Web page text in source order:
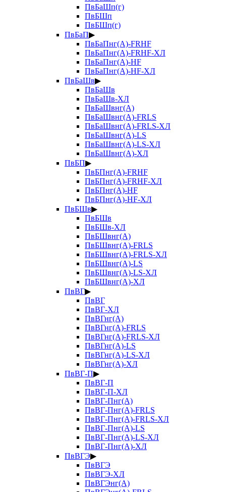
ПвБаШп(г)
ПвБШп
ПвБШп(г)
ПвБаП▶
ПвБаПнг(А)-FRHF
ПвБаПнг(А)-FRHF-ХЛ
ПвБаПнг(А)-HF
ПвБаПнг(А)-HF-ХЛ
ПвБаШв▶
ПвБаШв
ПвБаШв-ХЛ
ПвБаШвнг(А)
ПвБаШвнг(А)-FRLS
ПвБаШвнг(А)-FRLS-ХЛ
ПвБаШвнг(А)-LS
ПвБаШвнг(А)-LS-ХЛ
ПвБаШвнг(А)-ХЛ
ПвБП▶
ПвБПнг(А)-FRHF
ПвБПнг(А)-FRHF-ХЛ
ПвБПнг(А)-HF
ПвБПнг(А)-HF-ХЛ
ПвБШв▶
ПвБШв
ПвБШв-ХЛ
ПвБШвнг(А)
ПвБШвнг(А)-FRLS
ПвБШвнг(А)-FRLS-ХЛ
ПвБШвнг(А)-LS
ПвБШвнг(А)-LS-ХЛ
ПвБШвнг(А)-ХЛ
ПвВГ▶
ПвВГ
ПвВГ-ХЛ
ПвВГнг(А)
ПвВГнг(А)-FRLS
ПвВГнг(А)-FRLS-ХЛ
ПвВГнг(А)-LS
ПвВГнг(А)-LS-ХЛ
ПвВГнг(А)-ХЛ
ПвВГ-П▶
ПвВГ-П
ПвВГ-П-ХЛ
ПвВГ-Пнг(А)
ПвВГ-Пнг(А)-FRLS
ПвВГ-Пнг(А)-FRLS-ХЛ
ПвВГ-Пнг(А)-LS
ПвВГ-Пнг(А)-LS-ХЛ
ПвВГ-Пнг(А)-ХЛ
ПвВГЭ▶
ПвВГЭ
ПвВГЭ-ХЛ
ПвВГЭнг(А)